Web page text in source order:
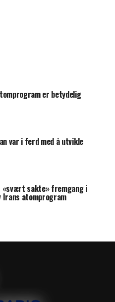
er betydelig
var i ferd med å utvikle
«svært sakte» fremgang i
Irans atomprogram